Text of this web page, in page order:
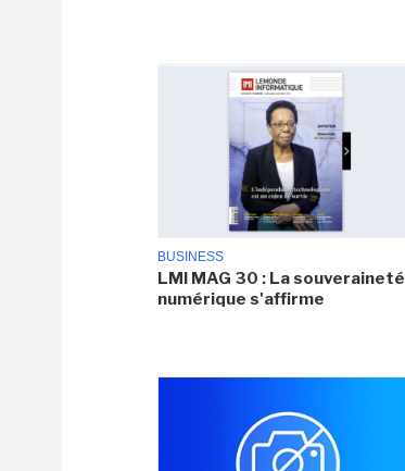
BUSINESS
LMI MAG 30 : La souveraineté
numérique s'affirme